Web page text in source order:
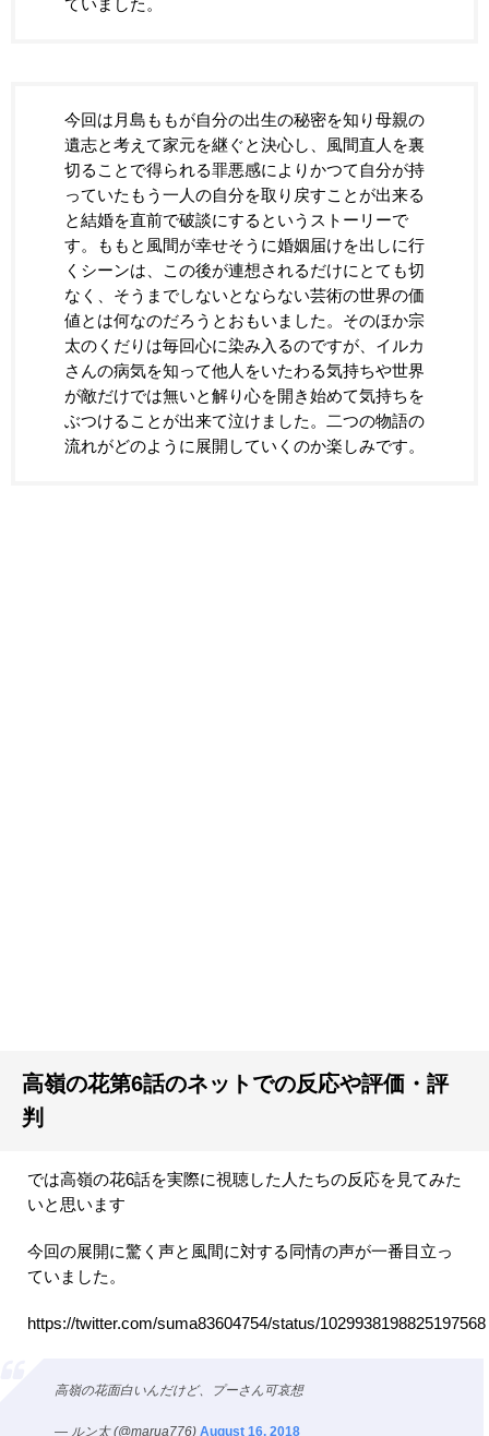
ていました。
今回は月島ももが自分の出生の秘密を知り母親の
遺志と考えて家元を継ぐと決心し、風間直人を裏
切ることで得られる罪悪感によりかつて自分が持
っていたもう一人の自分を取り戻すことが出来る
と結婚を直前で破談にするというストーリーで
す。ももと風間が幸せそうに婚姻届けを出しに行
くシーンは、この後が連想されるだけにとても切
なく、そうまでしないとならない芸術の世界の価
値とは何なのだろうとおもいました。そのほか宗
太のくだりは毎回心に染み入るのですが、イルカ
さんの病気を知って他人をいたわる気持ちや世界
が敵だけでは無いと解り心を開き始めて気持ちを
ぶつけることが出来て泣けました。二つの物語の
流れがどのように展開していくのか楽しみです。
高嶺の花第6話のネットでの反応や評価・評
判
では高嶺の花6話を実際に視聴した人たちの反応を見てみた
いと思います
今回の展開に驚く声と風間に対する同情の声が一番目立っ
ていました。
https://twitter.com/suma83604754/status/1029938198825197568
高嶺の花面白いんだけど、プーさん可哀想
— ルン太 (@marua776) August 16, 2018